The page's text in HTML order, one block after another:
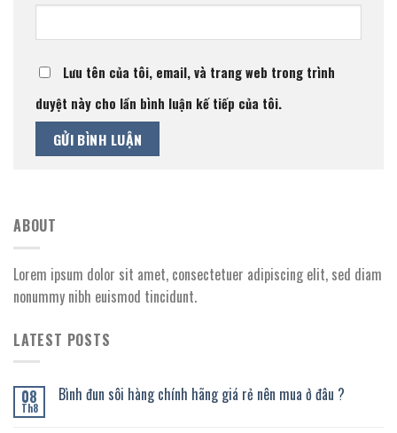
Lưu tên của tôi, email, và trang web trong trình
duyệt này cho lần bình luận kế tiếp của tôi.
ABOUT
Lorem ipsum dolor sit amet, consectetuer adipiscing elit, sed diam
nonummy nibh euismod tincidunt.
LATEST POSTS
08
Th8
Bình đun sôi hàng chính hãng giá rẻ nên mua ở đâu ?